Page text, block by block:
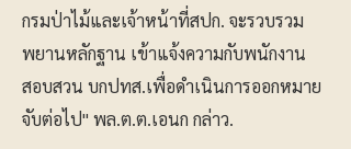
กรมป่าไม้และเจ้าหน้าที่สปก. จะรวบรวม
พยานหลักฐาน เข้าแจ้งความกับพนักงาน
สอบสวน บกปทส.เพื่อดำเนินการออกหมาย
จับต่อไป" พล.ต.ต.เอนก กล่าว.